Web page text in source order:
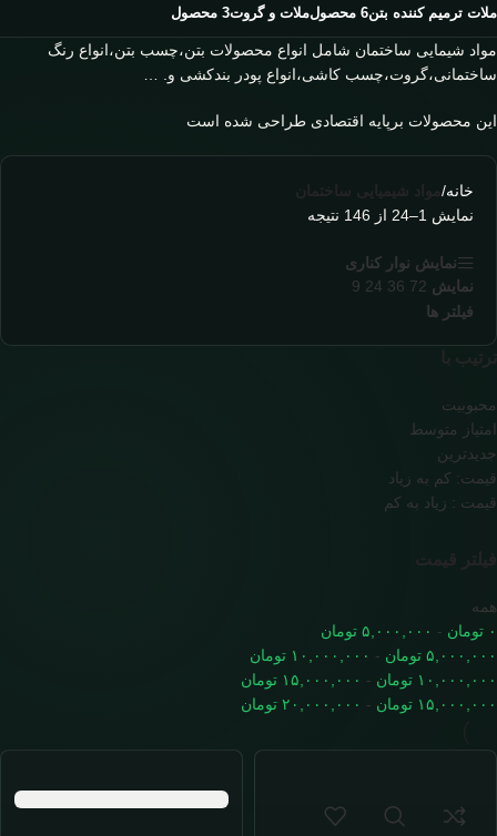
ملات ترمیم کننده بتن6 محصول ملات و گروت3 محصول
مواد شیمایی ساختمان شامل انواع محصولات بتن،چسب بتن،انواع رنگ
ساختمانی،گروت،چسب کاشی،انواع پودر بندکشی و. …
این محصولات برپایه اقتصادی طراحی شده است
خانه/ مواد شیمیایی ساختمان
نمایش 1–24 از 146 نتیجه
نمایش نوار کناری
نمایش 72
36
24
9
فیلتر ها
ترتیب با
محبوبیت
امتیاز متوسط
جدیدترین
قیمت: کم به زیاد
قیمت : زیاد به کم
فیلتر قیمت
همه
۰ تومان - ۵,۰۰۰,۰۰۰ تومان
۵,۰۰۰,۰۰۰ تومان - ۱۰,۰۰۰,۰۰۰ تومان
۱۰,۰۰۰,۰۰۰ تومان - ۱۵,۰۰۰,۰۰۰ تومان
۱۵,۰۰۰,۰۰۰ تومان - ۲۰,۰۰۰,۰۰۰ تومان